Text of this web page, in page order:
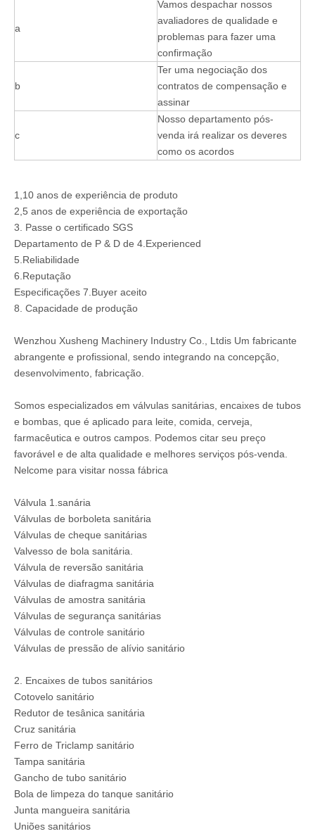
a
Vamos despachar nossos
avaliadores de qualidade e
problemas para fazer uma
confirmação
b
Ter uma negociação dos
contratos de compensação e
assinar
c
Nosso departamento pós-
venda irá realizar os deveres
como os acordos
1,10 anos de experiência de produto
2,5 anos de experiência de exportação
3. Passe o certificado SGS
Departamento de P & D de 4.Experienced
5.Reliabilidade
6.Reputação
Especificações 7.Buyer aceito
8. Capacidade de produção
Wenzhou Xusheng Machinery Industry Co., Ltdis Um fabricante
abrangente e profissional, sendo integrando na concepção,
desenvolvimento, fabricação.
Somos especializados em válvulas sanitárias, encaixes de tubos
e bombas, que é aplicado para leite, comida, cerveja,
farmacêutica e outros campos. Podemos citar seu preço
favorável e de alta qualidade e melhores serviços pós-venda.
Nelcome para visitar nossa fábrica
Válvula 1.sanária
Válvulas de borboleta sanitária
Válvulas de cheque sanitárias
Valvesso de bola sanitária.
Válvula de reversão sanitária
Válvulas de diafragma sanitária
Válvulas de amostra sanitária
Válvulas de segurança sanitárias
Válvulas de controle sanitário
Válvulas de pressão de alívio sanitário
2. Encaixes de tubos sanitários
Cotovelo sanitário
Redutor de tesânica sanitária
Cruz sanitária
Ferro de Triclamp sanitário
Tampa sanitária
Gancho de tubo sanitário
Bola de limpeza do tanque sanitário
Junta mangueira sanitária
Uniões sanitários